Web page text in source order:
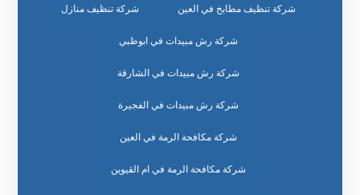
شركة تنظيف مطابخ في العين شركة تنظيف منازل
شركة رش مبيدات في ابوظبي
شركة رش مبيدات في الشارقة
شركة رش مبيدات في الفجيرة
شركة مكافحة الرمة في العين
شركة مكافحة الرمة في ام القيوين